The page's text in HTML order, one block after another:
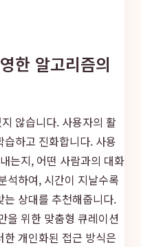
한 알고리즘의
않습니다. 사용자의 활
하고 진화합니다. 사용
는지, 어떤 사람과의 대화
석하여, 시간이 지날수록
상대를 추천해줍니다.
을 위한 맞춤형 큐레이션
개인화된 접근 방식은